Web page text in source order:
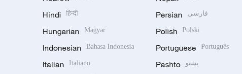
Hindi हिन्दी
Hungarian Magyar
Indonesian Bahasa Indonesia
Italian Italiano
Persian فارسی
Polish Polski
Portuguese Português
Pashto پښتو